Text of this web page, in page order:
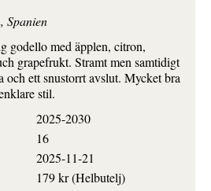
Spanien
godello med äpplen, citron,
grapefrukt. Stramt men samtidigt
och ett snustorrt avslut. Mycket bra
stil.
2025-2030
16
2025-11-21
179 kr (Helbutelj)